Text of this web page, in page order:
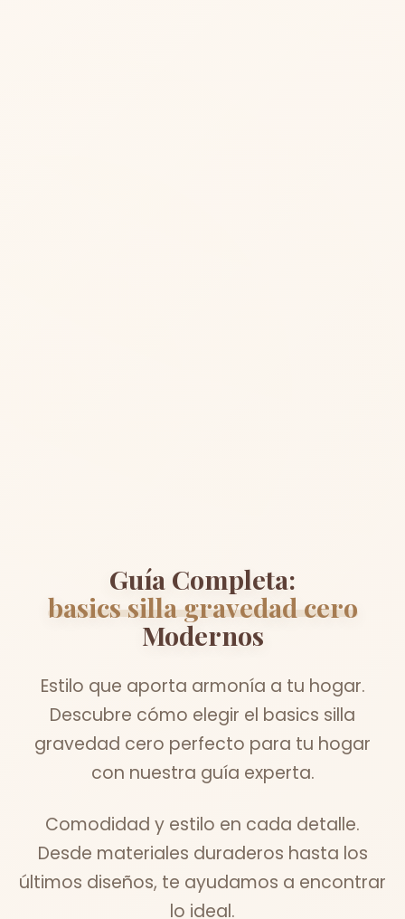
Guía Completa:
basics silla gravedad cero
Modernos
Estilo que aporta armonía a tu hogar.
Descubre cómo elegir el basics silla
gravedad cero perfecto para tu hogar
con nuestra guía experta.
Comodidad y estilo en cada detalle.
Desde materiales duraderos hasta los
últimos diseños, te ayudamos a encontrar
lo ideal.